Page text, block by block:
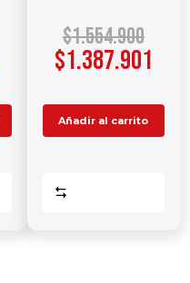
$1.554.900
$1.387.901
Añadir al carrito